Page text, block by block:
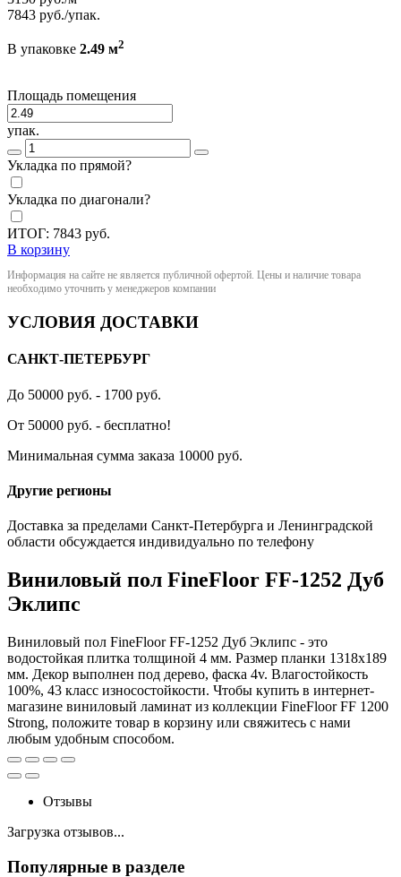
7843 руб./упак.
В упаковке 2.49 м2
Площадь помещения
упак.
Укладка по прямой?
Укладка по диагонали?
ИТОГ: 7843 руб.
В корзину
Информация на сайте не является публичной офертой. Цены и наличие товара
необходимо уточнить у менеджеров компании
УСЛОВИЯ ДОСТАВКИ
САНКТ-ПЕТЕРБУРГ
До 50000 руб. - 1700 руб.
От 50000 руб. - бесплатно!
Минимальная сумма заказа 10000 руб.
Другие регионы
Доставка за пределами Санкт-Петербурга и Ленинградской
области обсуждается индивидуально по телефону
Виниловый пол FineFloor FF-1252 Дуб
Эклипс
Виниловый пол FineFloor FF-1252 Дуб Эклипс - это
водостойкая плитка толщиной 4 мм. Размер планки 1318x189
мм. Декор выполнен под дерево, фаска 4v. Влагостойкость
100%, 43 класс износостойкости. Чтобы купить в интернет-
магазине виниловый ламинат из коллекции FineFloor FF 1200
Strong, положите товар в корзину или свяжитесь с нами
любым удобным способом.
Отзывы
Загрузка отзывов...
Популярные в разделе